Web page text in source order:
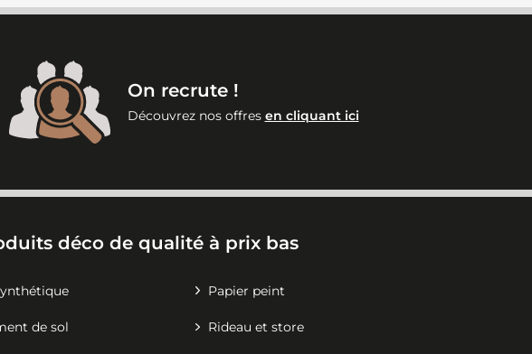
On recrute !
Découvrez nos offres en cliquant ici
déco de qualité à prix bas
Papier peint
de sol Rideau et store